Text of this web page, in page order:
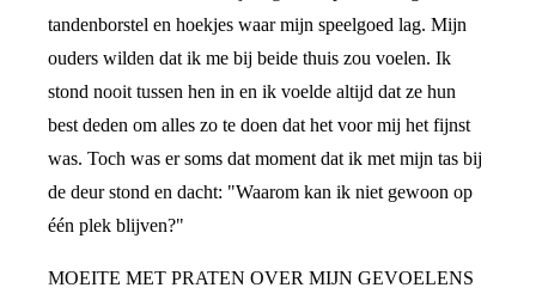
tandenborstel en hoekjes waar mijn speelgoed lag. Mijn
ouders wilden dat ik me bij beide thuis zou voelen. Ik
stond nooit tussen hen in en ik voelde altijd dat ze hun
best deden om alles zo te doen dat het voor mij het fijnst
was. Toch was er soms dat moment dat ik met mijn tas bij
de deur stond en dacht: "Waarom kan ik niet gewoon op
één plek blijven?"
MOEITE MET PRATEN OVER MIJN GEVOELENS